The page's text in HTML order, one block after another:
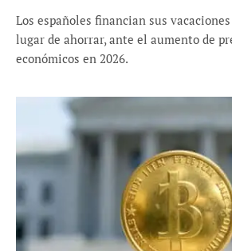
Los españoles financian sus
lugar de ahorrar, ante el aumento de
económicos en 2026.